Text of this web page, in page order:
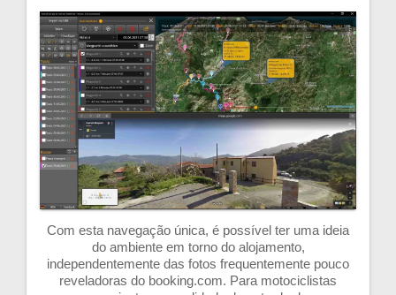
Com esta navegação única, é possível ter uma ideia
do ambiente em torno do alojamento,
independentemente das fotos frequentemente pouco
reveladoras do booking.com. Para motociclistas